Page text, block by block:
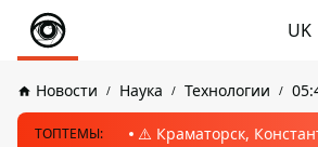
UK
Новости Наука Технологии
ТОПТЕМЫ: ⚠️ Краматорск,